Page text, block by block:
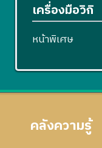
เครื่องมือวิกิ
หน้าพิเศษ
คลังความรู้